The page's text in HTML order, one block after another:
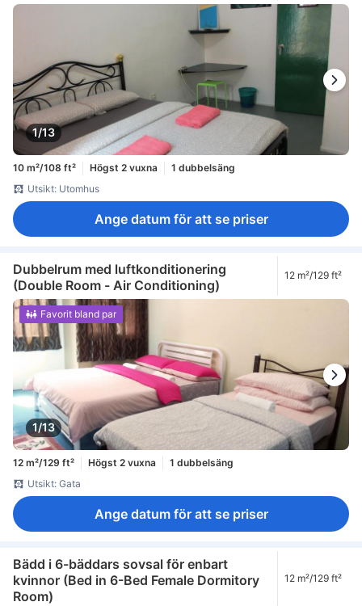
1/13
10 m²/108 ft² Högst 2 vuxna
1 dubbelsäng
Utsikt: Utomhus
Ange datum för att se priser
Dubbelrum med luftkonditionering
(Double Room - Air Conditioning)
12 m²/129 ft²
1/13
Favorit bland par
12 m²/129 ft² Högst 2 vuxna
1 dubbelsäng
Utsikt: Gata
Ange datum för att se priser
Bädd i 6-bäddars sovsal för enbart
kvinnor (Bed in 6-Bed Female Dormitory
Room)
12 m²/129 ft²